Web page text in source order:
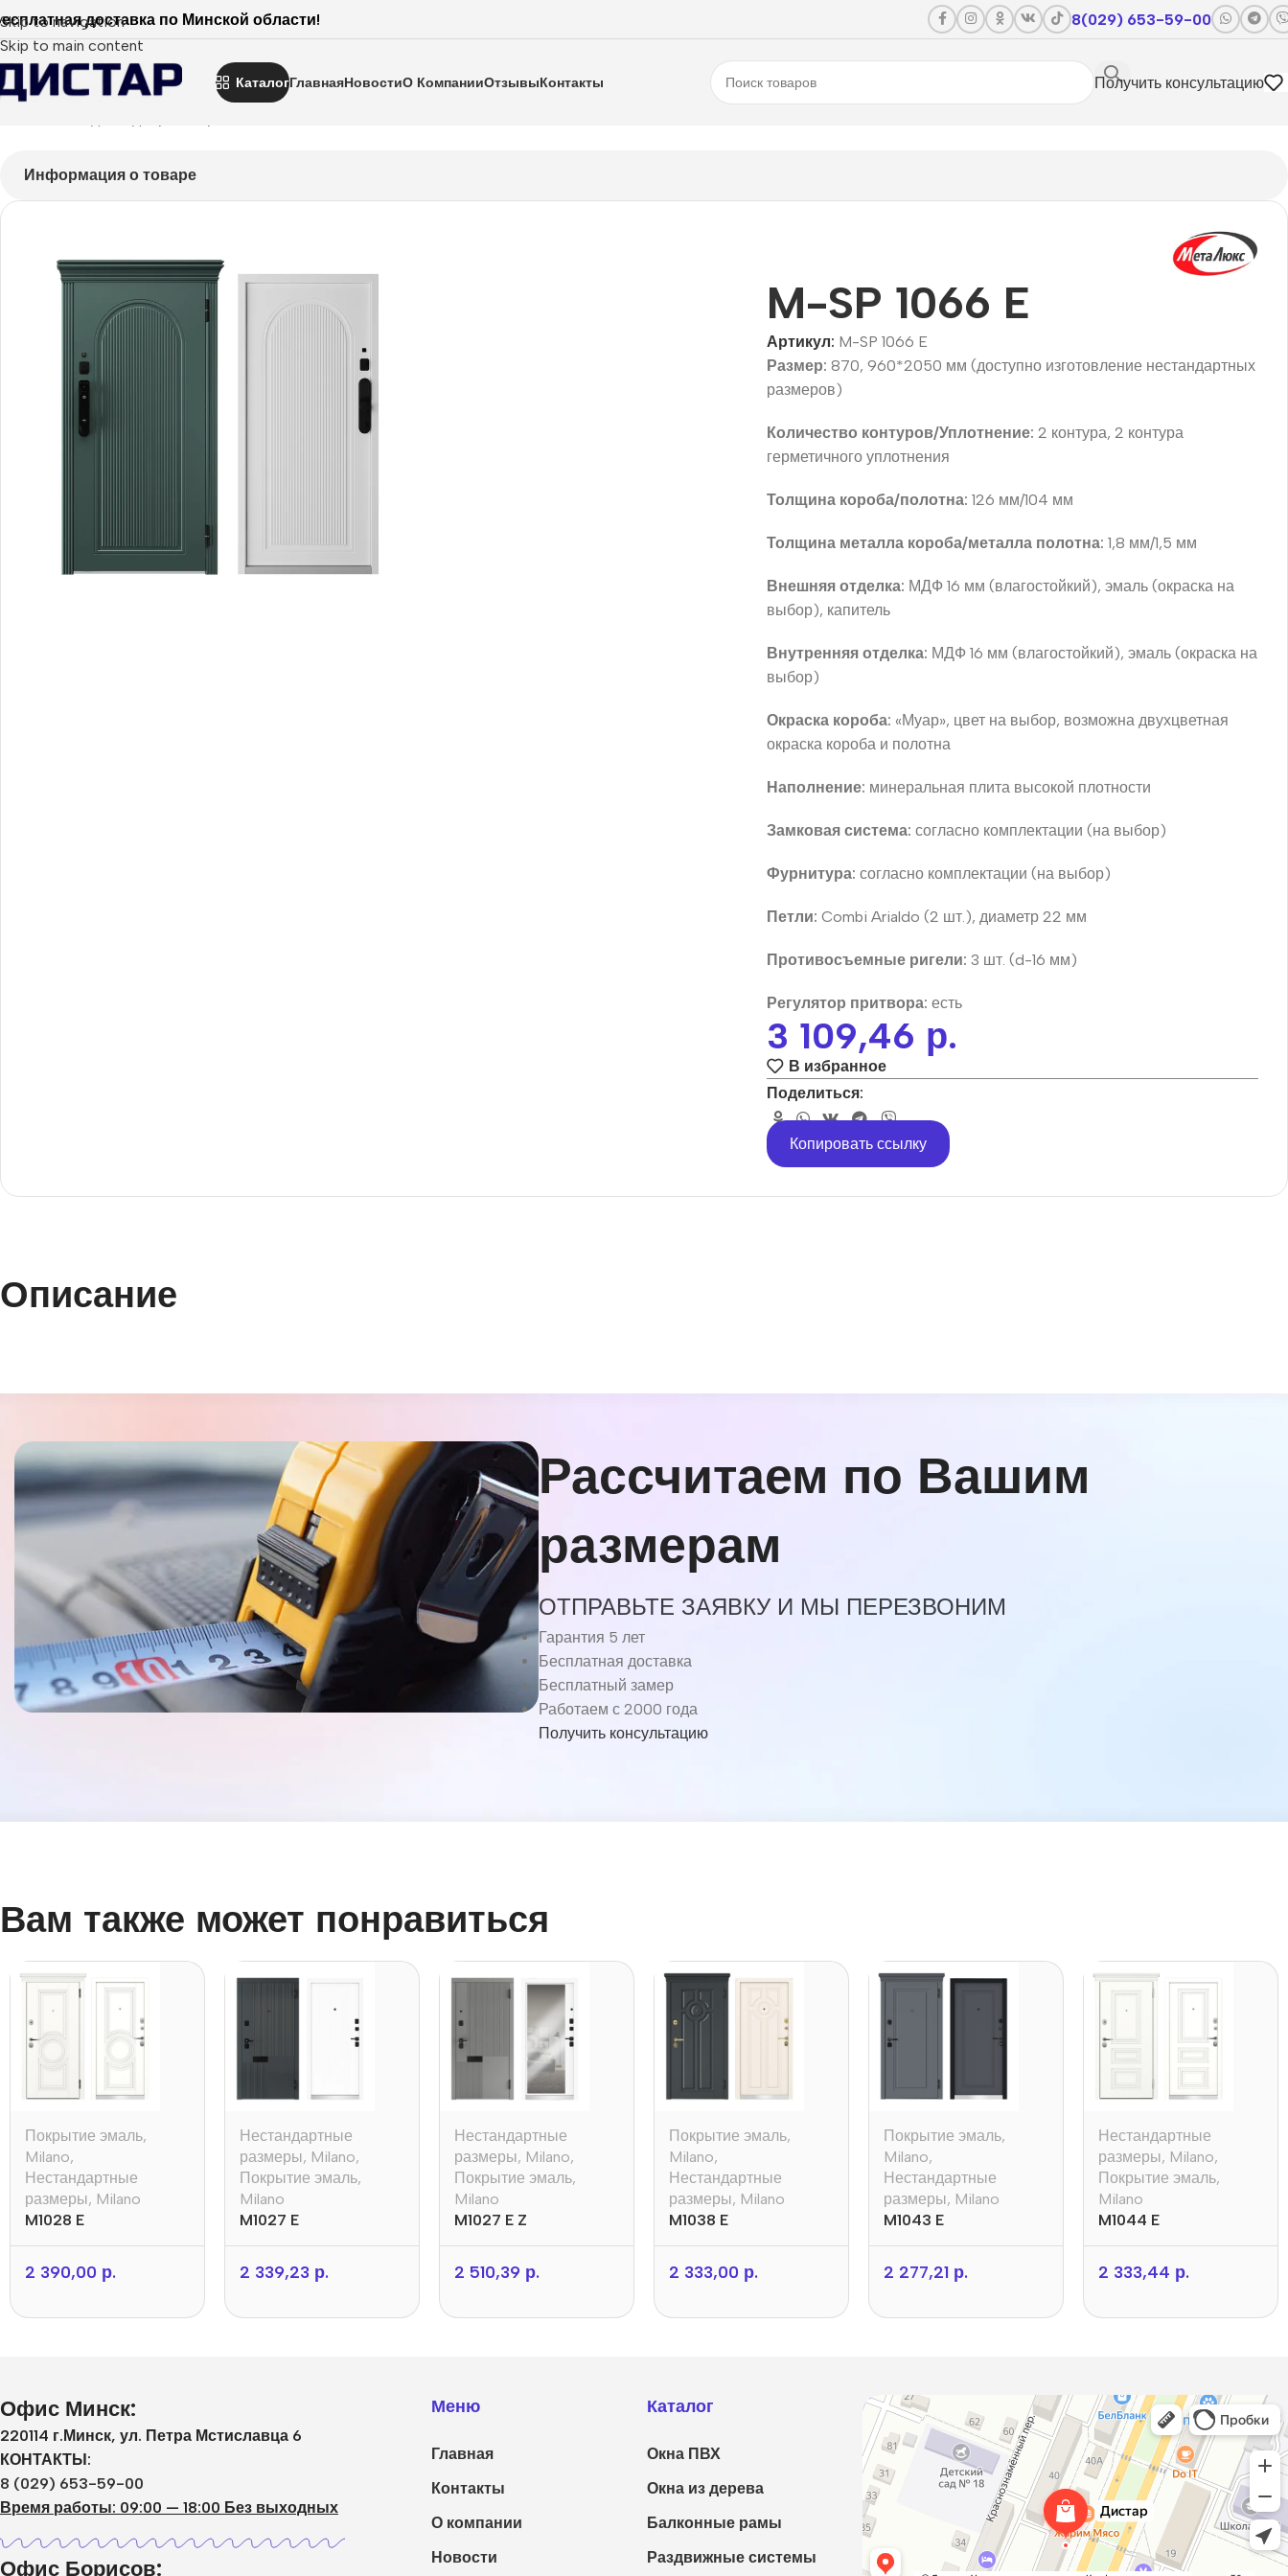
Skip to navigation
Skip to main content
доставка по Минской области! 8(029) 653-59-00
КаталогГлавнаяНовостиО КомпанииОтзывыКонтакты
Получить консультацию
Информация о товаре
M-SP 1066 E
Артикул: M-SP 1066 E
Размер: 870, 960*2050 мм (доступно изготовление нестандартных
размеров)
Количество контуров/Уплотнение: 2 контура, 2 контура
герметичного уплотнения
Толщина короба/полотна:126 мм/104 мм
Толщина металла короба/металла полотна: 1,8 мм/1,5 мм
Внешняя отделка: МДФ 16 мм (влагостойкий), эмаль (окраска на
выбор), капитель
Внутренняя отделка: МДФ 16 мм (влагостойкий), эмаль (окраска на
выбор)
Окраска короба: «Муар», цвет на выбор, возможна двухцветная
окраска короба и полотна
Наполнение: минеральная плита высокой плотности
Замковая система: согласно комплектации (на выбор)
Фурнитура: согласно комплектации (на выбор)
Петли: Combi Arialdo (2 шт.), диаметр 22 мм
Противосъемные ригели: 3 шт. (d-16 мм)
Регулятор притвора: есть
3 109,46 р.
В избранное
Поделиться:
Копировать ссылку
Описание
Рассчитаем по Вашим
размерам
ОТПРАВЬТЕ ЗАЯВКУ И МЫ ПЕРЕЗВОНИМ
Гарантия 5 лет
Бесплатная доставка
Бесплатный замер
Работаем с 2000 года
Получить консультацию
Вам также может понравиться
Покрытие эмаль,
Milano,
Нестандартные
размеры, Milano
M1028 E
2 390,00 р.
Нестандартные
размеры, Milano,
Покрытие эмаль,
Milano
M1027 E
2 339,23 р.
Нестандартные
размеры, Milano,
Покрытие эмаль,
Milano
M1027 E Z
2 510,39 р.
Покрытие эмаль,
Milano,
Нестандартные
размеры, Milano
M1038 E
2 333,00 р.
Покрытие эмаль,
Milano,
Нестандартные
размеры, Milano
M1043 E
2 277,21 р.
Нестандартные
размеры, Milano,
Покрытие эмаль,
Milano
M1044 E
2 333,44 р.
Офис Минск:
220114 г.Минск, ул. Петра Мстиславца 6
КОНТАКТЫ:
8 (029) 653-59-00
Время работы: 09:00 — 18:00 Без выходных
Офис Борисов:
Меню
Главная
Контакты
О компании
Новости
Каталог
Окна ПВХ
Окна из дерева
Балконные рамы
Раздвижные системы
Дистар
Окна в Борисове
Двери в Борисове